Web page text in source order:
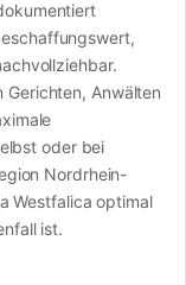
Anwälten
oder bei
Nordrhein-
Westfalica optimal
ist.